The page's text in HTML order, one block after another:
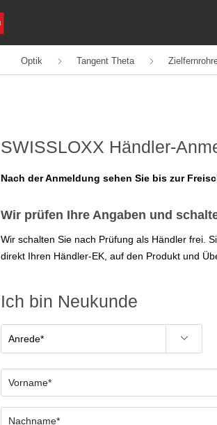
Optik Tangent Theta
SWISSLOXX Händler-
Nach der Anmeldung sehen Sie bis zur
Wir prüfen Ihre Angaben und
Wir schalten Sie nach Prüfung als Händler frei.
direkt Ihren Händler-EK, auf den Produkt und
Ich bin Neukunde